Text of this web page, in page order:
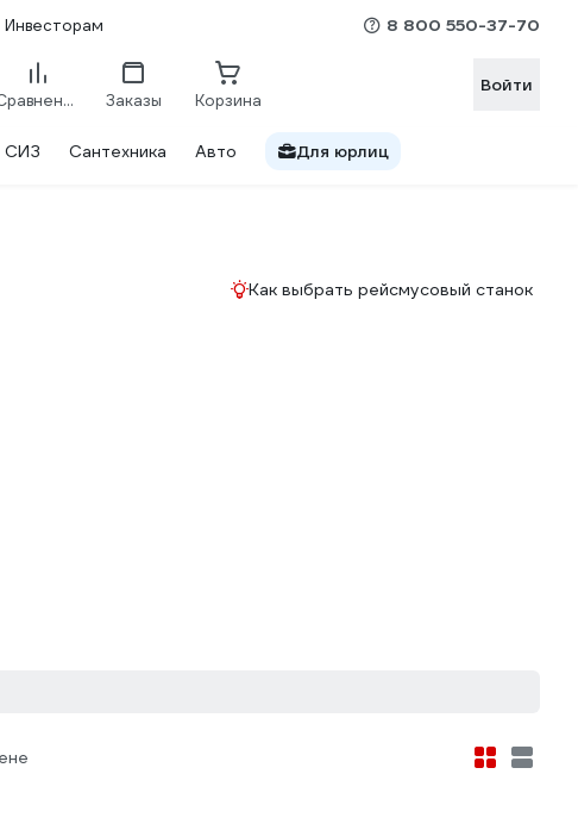
Инвесторам 8 800 550-37-70
Сравнение Заказы Корзина
Войти
СИЗ Сантехника Авто Для юрлиц
Как выбрать рейсмусовый станок